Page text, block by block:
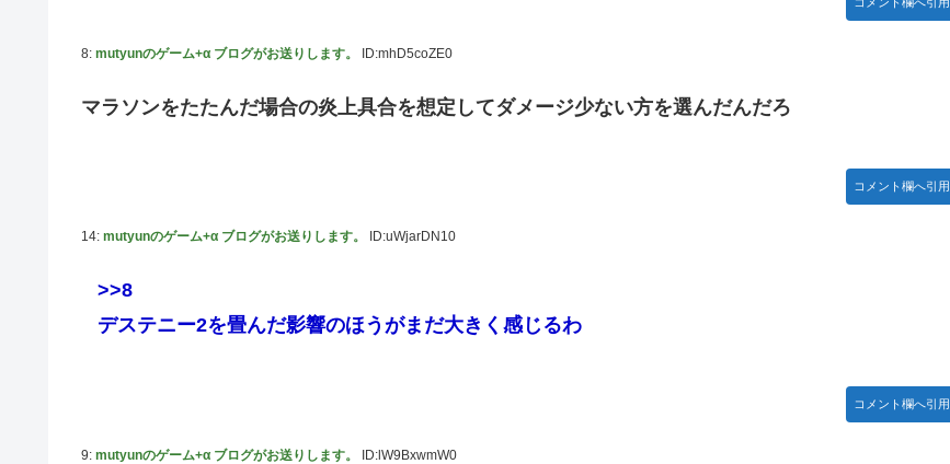
【櫻坂46】失踪... 藤吉夏鈴、紹介映像解禁【踊る大捜査線 N.E.W】
Juice=Juiceさん「TIF2026」で1位獲得ｷﾀ━━━━(ﾟ∀ﾟ)━━━━!!
8: mutyunのゲーム+α ブログがお送りします。 ID:mhD5coZE0
マラソンをたたんだ場合の炎上具合を想定してダメージ少ない方を選んだんだろ
コメント欄へ引用
14: mutyunのゲーム+α ブログがお送りします。 ID:uWjarDN10
>>8
デステニー2を畳んだ影響のほうがまだ大きく感じるわ
コメント欄へ引用
9: mutyunのゲーム+α ブログがお送りします。 ID:lW9BxwmW0